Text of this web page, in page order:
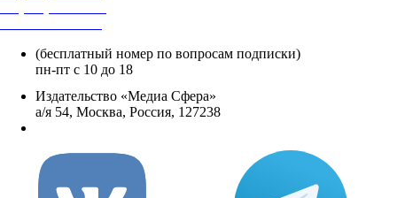
(бесплатный номер по вопросам подписки)
пн-пт с 10 до 18
Издательство «Медиа Сфера»
а/я 54, Москва, Россия, 127238